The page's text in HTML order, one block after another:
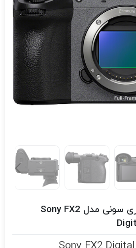
دوربین فیلمبرداری سونی مدل Sony FX2